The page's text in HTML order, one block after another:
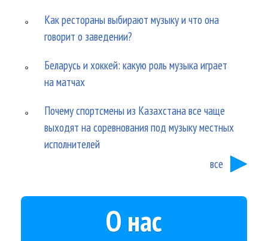
Как рестораны выбирают музыку и что она
говорит о заведении?
Беларусь и хоккей: какую роль музыка играет
на матчах
Почему спортсмены из Казахстана все чаще
выходят на соревнования под музыку местных
исполнителей
все
О нас